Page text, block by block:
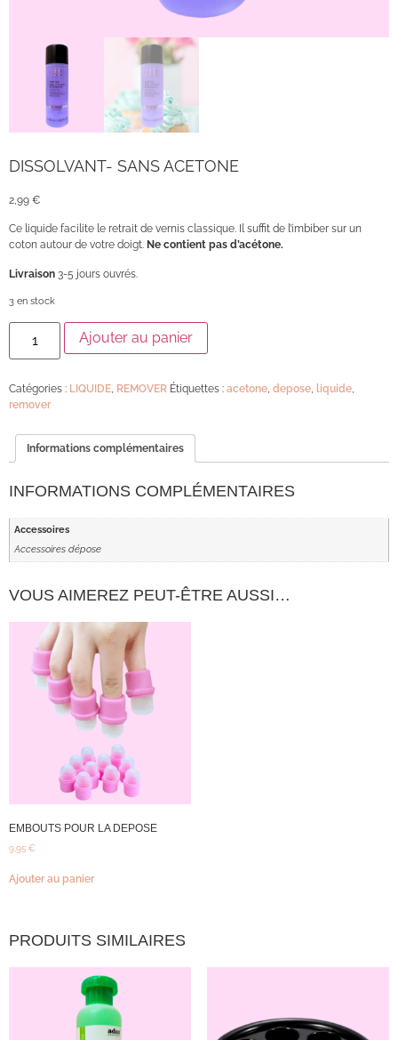
DISSOLVANT- SANS ACETONE
2,99 €
Ce liquide facilite le retrait de vernis classique. Il suffit de l’imbiber sur un
coton autour de votre doigt. Ne contient pas d’acétone.
Livraison 3-5 jours ouvrés.
3 en stock
Ajouter au panier
Catégories : LIQUIDE REMOVER Étiquettes : acetone depose liquide
remover
Informations complémentaires
INFORMATIONS COMPLÉMENTAIRES
Accessoires
Accessoires dépose
VOUS AIMEREZ PEUT-ÊTRE AUSSI…
EMBOUTS POUR LA DEPOSE
9,95 €
Ajouter au panier
PRODUITS SIMILAIRES